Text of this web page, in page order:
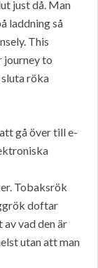
just då. Man
laddning så
This
journey to
röka
gå över till e-
Tobaksrök
doftar
vad den är
utan att man